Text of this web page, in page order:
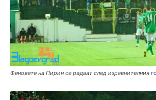
Феновете на Пирин се радват след изравнителния